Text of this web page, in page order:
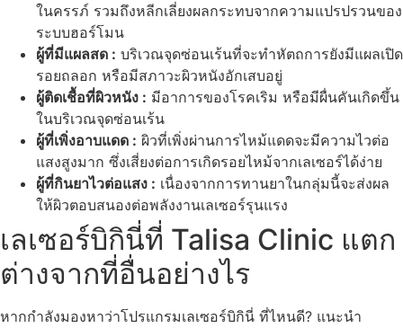
ในครรภ์ รวมถึงหลีกเลี่ยงผลกระทบจากความแปรปรวนของ
ระบบฮอร์โมน
ผู้ที่มีแผลสด : บริเวณจุดซ่อนเร้นที่จะทำหัตถการยังมีแผลเปิด
รอยถลอก หรือมีสภาวะผิวหนังอักเสบอยู่
ผู้ติดเชื้อที่ผิวหนัง : มีอาการของโรคเริม หรือมีผื่นคันเกิดขึ้น
ในบริเวณจุดซ่อนเร้น
ผู้ที่เพิ่งอาบแดด : ผิวที่เพิ่งผ่านการไหม้แดดจะมีความไวต่อ
แสงสูงมาก ซึ่งเสี่ยงต่อการเกิดรอยไหม้จากเลเซอร์ได้ง่าย
ผู้ที่กินยาไวต่อแสง : เนื่องจากการทานยาในกลุ่มนี้จะส่งผล
ให้ผิวตอบสนองต่อพลังงานเลเซอร์รุนแรง
เลเซอร์บิกินี่ที่ Talisa Clinic แตก
ต่างจากที่อื่นอย่างไร
หากกำลังมองหาว่าโปรแกรมเลเซอร์บิกินี่ ที่ไหนดี? แนะนำ